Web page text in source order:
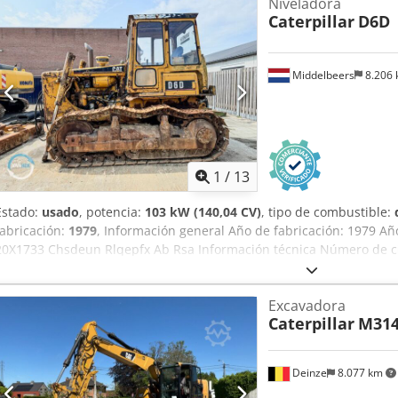
1 / 13
Middelbeers 8.206
Niveladora
Caterpillar D6D
usado, potencia: 103 kW (140,04 CV), tipo de combustible:
1979, Información general Año de fabricación: 1979
Chsdeun Rlqepfx Ab Rsa Información técnica Número de
vacío: 14.000 kg Estado Estado general: medio Estado técnico:
Precio: A consultar Más información Para más
Deinze 8.077 km
Excavadora
Caterpillar